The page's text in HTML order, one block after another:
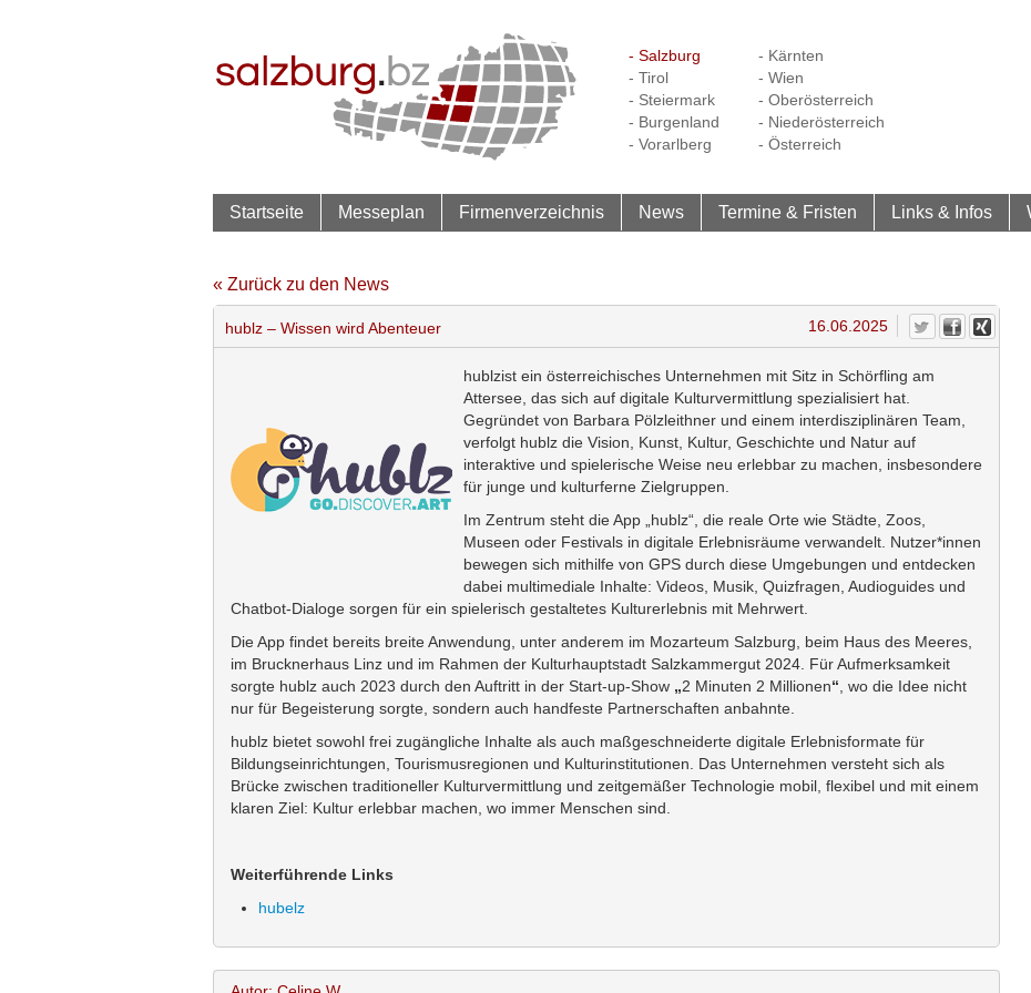
- Salzburg
- Tirol
- Steiermark
- Burgenland
- Vorarlberg
- Kärnten
- Wien
- Oberösterreich
- Niederösterreich
- Österreich
Startseite Messeplan Firmenverzeichnis News Termine & Fristen Links & Infos
« Zurück zu den News
hublz – Wissen wird Abenteuer 16.06.2025
hublzist ein österreichisches Unternehmen mit Sitz in Schörfling am
Attersee, das sich auf digitale Kulturvermittlung spezialisiert hat.
Gegründet von Barbara Pölzleithner und einem interdisziplinären Team,
verfolgt hublz die Vision, Kunst, Kultur, Geschichte und Natur auf
interaktive und spielerische Weise neu erlebbar zu machen, insbesondere
für junge und kulturferne Zielgruppen.
Im Zentrum steht die App „hublz“, die reale Orte wie Städte, Zoos,
Museen oder Festivals in digitale Erlebnisräume verwandelt. Nutzer*innen
bewegen sich mithilfe von GPS durch diese Umgebungen und entdecken
dabei multimediale Inhalte: Videos, Musik, Quizfragen, Audioguides und
Chatbot-Dialoge sorgen für ein spielerisch gestaltetes Kulturerlebnis mit Mehrwert.
Die App findet bereits breite Anwendung, unter anderem im Mozarteum Salzburg, beim Haus des Meeres,
im Brucknerhaus Linz und im Rahmen der Kulturhauptstadt Salzkammergut 2024. Für Aufmerksamkeit
sorgte hublz auch 2023 durch den Auftritt in der Start-up-Show „2 Minuten 2 Millionen“ , wo die Idee nicht
nur für Begeisterung sorgte, sondern auch handfeste Partnerschaften anbahnte.
hublz bietet sowohl frei zugängliche Inhalte als auch maßgeschneiderte digitale Erlebnisformate für
Bildungseinrichtungen, Tourismusregionen und Kulturinstitutionen. Das Unternehmen versteht sich als
Brücke zwischen traditioneller Kulturvermittlung und zeitgemäßer Technologie mobil, flexibel und mit einem
klaren Ziel: Kultur erlebbar machen, wo immer Menschen sind.
Weiterführende Links
hubelz